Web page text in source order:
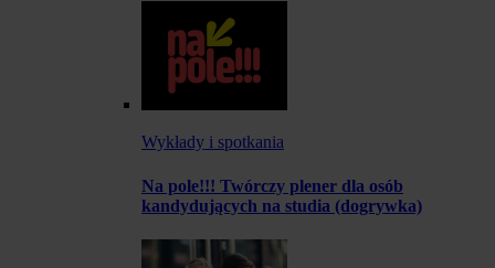
Wykłady i spotkania
Na pole!!! Twórczy plener dla osób
kandydujących na studia (dogrywka)